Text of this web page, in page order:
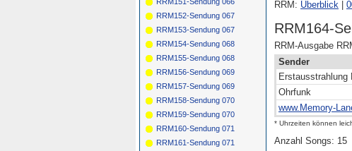
RRM: Überblick
RRM164-
RRM-Ausgabe
Sender
Erstausstrahlung
Ohrfunk
www.Memory-
* Uhrzeiten können
Anzahl Songs: 15
RRM152-Sendung 067
RRM153-Sendung 067
RRM154-Sendung 068
RRM155-Sendung 068
RRM156-Sendung 069
RRM157-Sendung 069
RRM158-Sendung 070
RRM159-Sendung 070
RRM160-Sendung 071
RRM161-Sendung 071